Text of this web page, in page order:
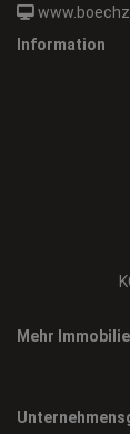
Information
Mehr